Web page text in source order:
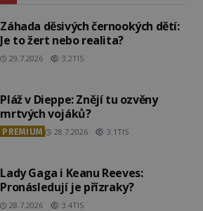
Záhada děsivých černookých dětí:
Je to žert nebo realita?
29.7.2026 3.2TIS
Pláž v Dieppe: Znějí tu ozvěny
mrtvých vojáků?
PREMIUM 28.7.2026 3.1TIS
Lady Gaga i Keanu Reeves:
Pronásledují je přízraky?
28.7.2026 3.4TIS